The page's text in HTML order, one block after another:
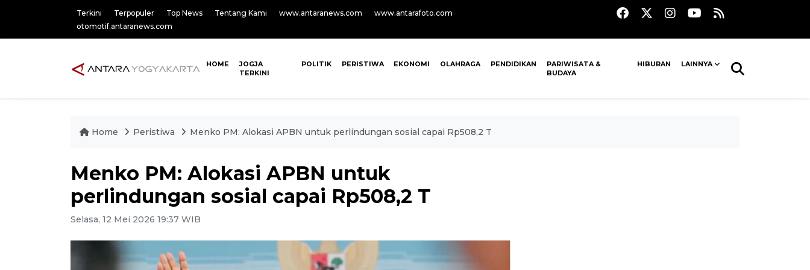
Terkini Terpopuler Top News Tentang Kami www.antaranews.com
www.antarafoto.com
otomotif.antaranews.com
HOME
JOGJA
TERKINI
POLITIK PERISTIWA EKONOMI OLAHRAGA PENDIDIKAN
PARIWISATA &
BUDAYA
HIBURAN LAINNYA
Home Peristiwa Menko PM: Alokasi APBN untuk perlindungan sosial capai Rp508,2 T
Menko PM: Alokasi APBN untuk
perlindungan sosial capai Rp508,2 T
Selasa, 12 Mei 2026 19:37 WIB